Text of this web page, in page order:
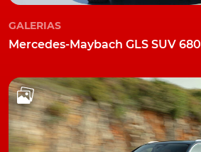
GALERIAS
Mercedes-Maybach GLS SUV 680